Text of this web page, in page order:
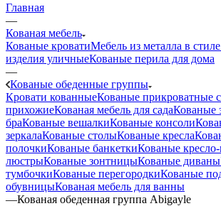
Главная
—
Кованая мебель
Кованые кроватиМебель из металла в
изделия уличныеКованые перила для дома
—
Кованые обеденные группы
Кровати кованныеКованые прикроватные
прихожиеКованая мебель для садаКованые
браКованые вешалкиКованые консоли
зеркалаКованые столыКованые кресла
полочкиКованые банкеткиКованые кресло-
люстрыКованые зонтницыКованые диваны
тумбочкиКованые перегородкиКованые
обувницыКованая мебель для ванны
—Кованая обеденная группа Abigayle